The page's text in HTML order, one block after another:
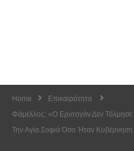
Home
Επικαιρότητα
Φάμελλος: «Ο Ερντογάν Δεν Τόλμησε
Την Αγία Σοφιά Όσο Ήταν